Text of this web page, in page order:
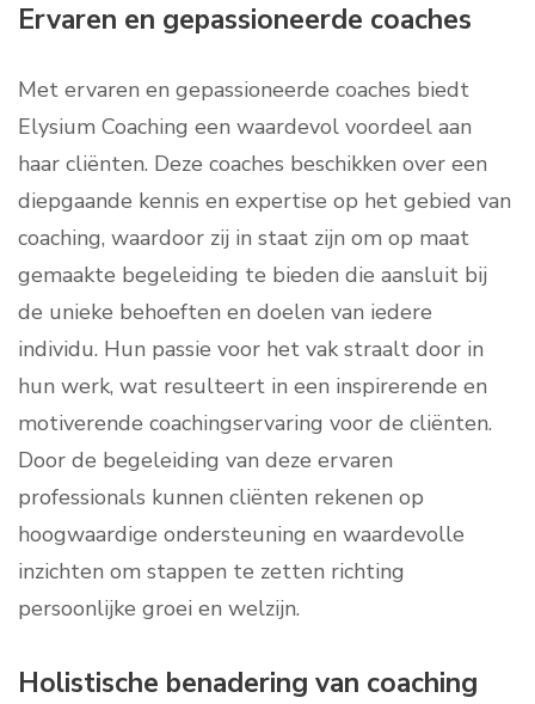
Ervaren en gepassioneerde coaches
Met ervaren en gepassioneerde coaches biedt
Elysium Coaching een waardevol voordeel aan
haar cliënten. Deze coaches beschikken over een
diepgaande kennis en expertise op het gebied van
coaching, waardoor zij in staat zijn om op maat
gemaakte begeleiding te bieden die aansluit bij
de unieke behoeften en doelen van iedere
individu. Hun passie voor het vak straalt door in
hun werk, wat resulteert in een inspirerende en
motiverende coachingservaring voor de cliënten.
Door de begeleiding van deze ervaren
professionals kunnen cliënten rekenen op
hoogwaardige ondersteuning en waardevolle
inzichten om stappen te zetten richting
persoonlijke groei en welzijn.
Holistische benadering van coaching